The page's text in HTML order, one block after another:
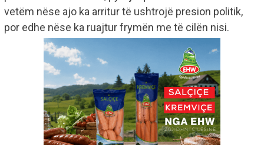
vetëm nëse ajo ka arritur të ushtrojë presion politik,
por edhe nëse ka ruajtur frymën me të cilën nisi.